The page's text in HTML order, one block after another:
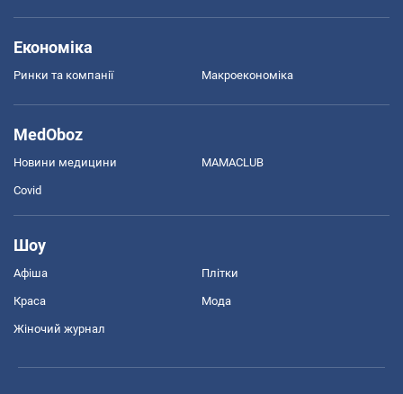
Економіка
Ринки та компанії Макроекономіка
MedOboz
Новини медицини MAMACLUB
Covid
Шоу
Афіша Плітки
Краса Мода
Жіночий журнал